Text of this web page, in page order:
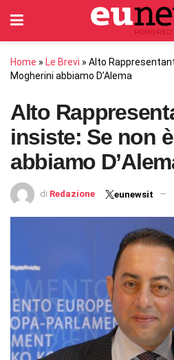
Home » Le Brevi » Alto
Mogherini abbiamo D’Alema
Alto
insiste: Se non
abbiamo
di Redazione eunewsit